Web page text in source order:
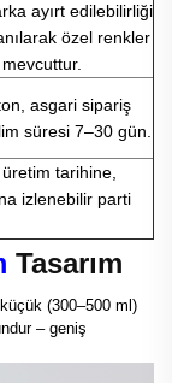
ayırt edilebilirliği
özel renkler
asgari sipariş
süresi 7–30 gün.
tarihine,
izlenebilir parti
Tasarım
(300–500 ml)
– geniş